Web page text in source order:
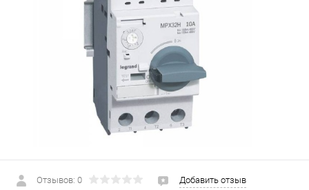
Отзывов: 0
Добавить отзыв